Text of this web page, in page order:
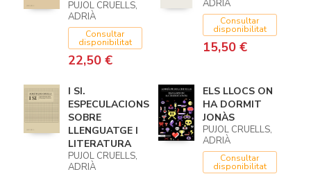
PUJOL CRUELLS,
ADRIÀ
Consultar
disponibilitat
22,50 €
ADRIÀ
Consultar
disponibilitat
15,50 €
I SI.
ESPECULACIONS
SOBRE
LLENGUATGE I
LITERATURA
PUJOL CRUELLS,
ADRIÀ
ELS LLOCS ON
HA DORMIT
JONÀS
PUJOL CRUELLS,
ADRIÀ
Consultar
disponibilitat